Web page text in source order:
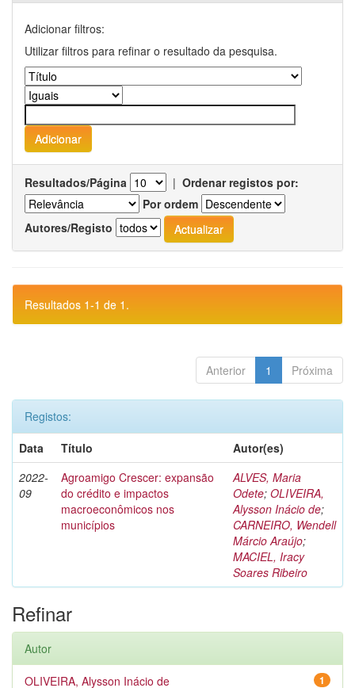
Adicionar filtros:
Utilizar filtros para refinar o resultado da pesquisa.
Resultados/Página | Ordenar registos por:
Por ordem
Autores/Registo
Resultados 1-1 de 1.
Anterior 1 Próxima
Registos:
Data
Título
Autor(es)
2022-
09
Agroamigo Crescer: expansão
do crédito e impactos
macroeconômicos nos
municípios
ALVES, Maria
Odete; OLIVEIRA,
Alysson Inácio de;
CARNEIRO, Wendell
Márcio Araújo;
MACIEL, Iracy
Soares Ribeiro
Refinar
Autor
1
OLIVEIRA, Alysson Inácio de